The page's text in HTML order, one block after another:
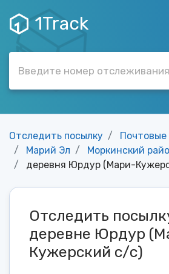
1Track
Отследить посылку
Марий Эл
Моркинский
деревня Юрдур (Мари-
Отследить
деревне Юрдур
Кужерский с/с)